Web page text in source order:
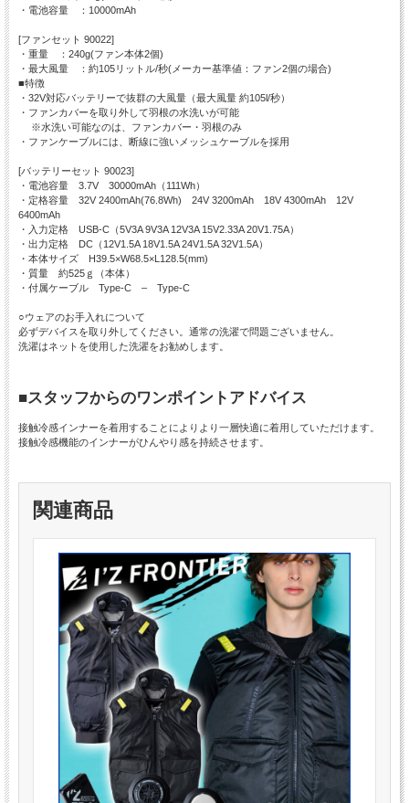
・電池容量 ：10000mAh
[ファンセット 90022]
・重量 ：240g(ファン本体2個)
・最大風量 ：約105リットル/秒(メーカー基準値：ファン2個の場合)
■特徴
・32V対応バッテリーで抜群の大風量（最大風量 約105l/秒）
・ファンカバーを取り外して羽根の水洗いが可能
※水洗い可能なのは、ファンカバー・羽根のみ
・ファンケーブルには、断線に強いメッシュケーブルを採用
[バッテリーセット 90023]
・電池容量 3.7V 30000mAh（111Wh）
・定格容量 32V 2400mAh(76.8Wh) 24V 3200mAh 18V 4300mAh 12V
6400mAh
・入力定格 USB-C（5V3A 9V3A 12V3A 15V2.33A 20V1.75A）
・出力定格 DC（12V1.5A 18V1.5A 24V1.5A 32V1.5A）
・本体サイズ H39.5×W68.5×L128.5(mm)
・質量 約525ｇ（本体）
・付属ケーブル Type-C – Type-C
○ウェアのお手入れについて
必ずデバイスを取り外してください。通常の洗濯で問題ございません。
洗濯はネットを使用した洗濯をお勧めします。
■スタッフからのワンポイントアドバイス
接触冷感インナーを着用することによりより一層快適に着用していただけます。
接触冷感機能のインナーがひんやり感を持続させます。
関連商品